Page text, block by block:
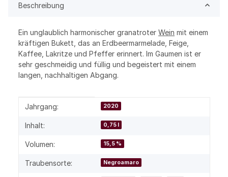
Beschreibung
Ein unglaublich harmonischer granatroter Wein mit einem
kräftigen Bukett, das an Erdbeermarmelade, Feige,
Kaffee, Lakritze und Pfeffer erinnert. Im Gaumen ist er
sehr geschmeidig und füllig und begeistert mit einem
langen, nachhaltigen Abgang.
Produkteigenschaft
Wert
Jahrgang: 2020
Inhalt: 0,75 l
Volumen: 15,5 %
Traubensorte: Negroamaro